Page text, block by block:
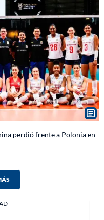
perdió frente a Polonia en